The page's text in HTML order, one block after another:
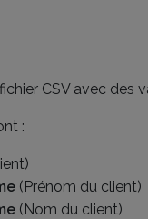
CSV avec des
:
(Prénom du client)
(Nom du client)